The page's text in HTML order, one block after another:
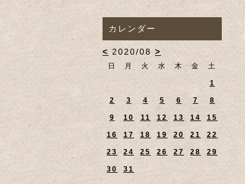
カレンダー
< 2020/08 >
日 月 火 水 木 金 土
1
2 3 4 5 6 7 8
9 10 11 12 13 14 15
16 17 18 19 20 21 22
23 24 25 26 27 28 29
30 31